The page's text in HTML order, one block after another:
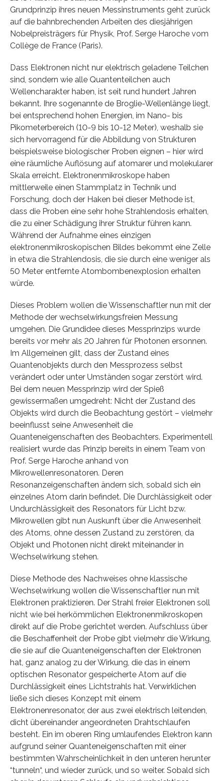
Grundprinzip ihres neuen Messinstruments geht zurück
auf die bahnbrechenden Arbeiten des diesjährigen
Nobelpreisträgers für Physik, Prof. Serge Haroche vom
Collège de France (Paris).
Dass Elektronen nicht nur elektrisch geladene Teilchen
sind, sondern wie alle Quantenteilchen auch
Wellencharakter haben, ist seit rund hundert Jahren
bekannt. Ihre sogenannte de Broglie-Wellenlänge liegt,
bei entsprechend hohen Energien, im Nano- bis
Pikometerbereich (10-9 bis 10-12 Meter), weshalb sie
sich hervorragend für die Abbildung von Strukturen
beispielsweise biologischer Proben eignen – hier wird
eine räumliche Auflösung auf atomarer und molekularer
Skala erreicht. Elektronenmikroskope haben
mittlerweile einen Stammplatz in Technik und
Forschung, doch der Haken bei dieser Methode ist,
dass die Proben eine sehr hohe Strahlendosis erhalten,
die zu einer Schädigung ihrer Struktur führen kann.
Während der Aufnahme eines einzigen
elektronenmikroskopischen Bildes bekommt eine Zelle
in etwa die Strahlendosis, die sie durch eine weniger als
50 Meter entfernte Atombombenexplosion erhalten
würde.
Dieses Problem wollen die Wissenschaftler nun mit der
Methode der wechselwirkungsfreien Messung
umgehen. Die Grundidee dieses Messprinzips wurde
bereits vor mehr als 20 Jahren für Photonen ersonnen.
Im Allgemeinen gilt, dass der Zustand eines
Quantenobjekts durch den Messprozess selbst
verändert oder unter Umständen sogar zerstört wird.
Bei dem neuen Messprinzip wird der Spieß
gewissermaßen umgedreht: Nicht der Zustand des
Objekts wird durch die Beobachtung gestört – vielmehr
beeinflusst seine Anwesenheit die
Quanteneigenschaften des Beobachters. Experimentell
realisiert wurde das Prinzip bereits in einem Team von
Prof. Serge Haroche anhand von
Mikrowellenresonatoren. Deren
Resonanzeigenschaften ändern sich, sobald sich ein
einzelnes Atom darin befindet. Die Durchlässigkeit oder
Undurchlässigkeit des Resonators für Licht bzw.
Mikrowellen gibt nun Auskunft über die Anwesenheit
des Atoms, ohne dessen Zustand zu zerstören, da
Objekt und Photonen nicht direkt miteinander in
Wechselwirkung stehen.
Diese Methode des Nachweises ohne klassische
Wechselwirkung wollen die Wissenschaftler nun mit
Elektronen praktizieren. Der Strahl freier Elektronen soll
nicht wie bei herkömmlichen Elektronenmikroskopen
direkt auf die Probe gerichtet werden. Aufschluss über
die Beschaffenheit der Probe gibt vielmehr die Wirkung,
die sie auf die Quanteneigenschaften der Elektronen
hat, ganz analog zu der Wirkung, die das in einem
optischen Resonator gespeicherte Atom auf die
Durchlässigkeit eines Lichtstrahls hat. Verwirklichen
ließe sich dieses Konzept mit einem
Elektronenresonator, der aus zwei elektrisch leitenden,
dicht übereinander angeordneten Drahtschlaufen
besteht. Ein im oberen Ring umlaufendes Elektron kann
aufgrund seiner Quanteneigenschaften mit einer
bestimmten Wahrscheinlichkeit in den unteren herunter
“tunneln“, und wieder zurück, und so weiter. Sobald sich